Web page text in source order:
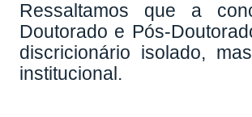
Ressaltamos que a
Doutorado e Pós-
discricionário isolado,
institucional.